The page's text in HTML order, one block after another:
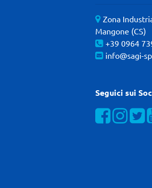
Zona
Mangone (CS)
+39 0964
info@sagi-
Seguici sui
Visualizza